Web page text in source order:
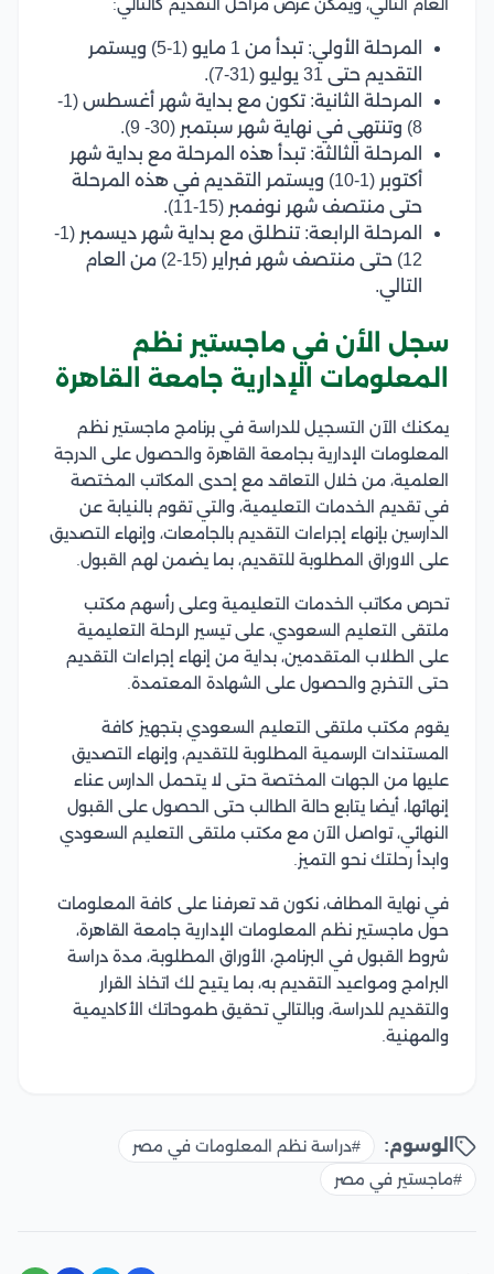
العام التالي، ويمكن عرض مراحل التقديم كالتالي:
المرحلة الأولي: تبدأ من 1 مايو (1-5) ويستمر
التقديم حتى 31 يوليو (31-7).
المرحلة الثانية: تكون مع بداية شهر أغسطس (1-
8) وتنتهي في نهاية شهر سبتمبر (30- 9).
المرحلة الثالثة: تبدأ هذه المرحلة مع بداية شهر
أكتوبر (1-10) ويستمر التقديم في هذه المرحلة
حتى منتصف شهر نوفمبر (15-11).
المرحلة الرابعة: تنطلق مع بداية شهر ديسمبر (1-
12) حتى منتصف شهر فبراير (15-2) من العام
التالي.
سجل الأن في ماجستير نظم
المعلومات الإدارية جامعة القاهرة
يمكنك الآن التسجيل للدراسة في برنامج ماجستير نظم
المعلومات الإدارية بجامعة القاهرة والحصول على الدرجة
العلمية، من خلال التعاقد مع إحدى المكاتب المختصة
في تقديم الخدمات التعليمية، والتي تقوم بالنيابة عن
الدارسين بإنهاء إجراءات التقديم بالجامعات، وإنهاء التصديق
على الاوراق المطلوبة للتقديم، بما يضمن لهم القبول.
تحرص مكاتب الخدمات التعليمية وعلى رأسهم مكتب
ملتقى التعليم السعودي، على تيسير الرحلة التعليمية
على الطلاب المتقدمين، بداية من إنهاء إجراءات التقديم
حتى التخرج والحصول على الشهادة المعتمدة.
يقوم مكتب ملتقى التعليم السعودي بتجهيز كافة
المستندات الرسمية المطلوبة للتقديم، وإنهاء التصديق
عليها من الجهات المختصة حتى لا يتحمل الدارس عناء
إنهائها، أيضا يتابع حالة الطالب حتى الحصول على القبول
النهائي، تواصل الآن مع مكتب ملتقى التعليم السعودي
وابدأ رحلتك نحو التميز.
في نهاية المطاف، نكون قد تعرفنا على كافة المعلومات
حول ماجستير نظم المعلومات الإدارية جامعة القاهرة،
شروط القبول في البرنامج، الأوراق المطلوبة، مدة دراسة
البرامج ومواعيد التقديم به، بما يتيح لك اتخاذ القرار
والتقديم للدراسة، وبالتالي تحقيق طموحاتك الأكاديمية
والمهنية.
الوسوم:
#دراسة نظم المعلومات في مصر
#ماجستير في مصر